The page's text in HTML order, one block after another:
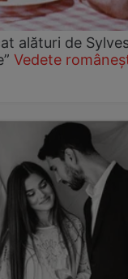
alături de
Vedete